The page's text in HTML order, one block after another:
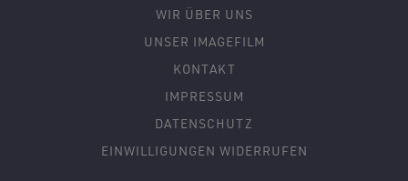
WIR ÜBER UNS
UNSER IMAGEFILM
KONTAKT
IMPRESSUM
DATENSCHUTZ
EINWILLIGUNGEN WIDERRUFEN